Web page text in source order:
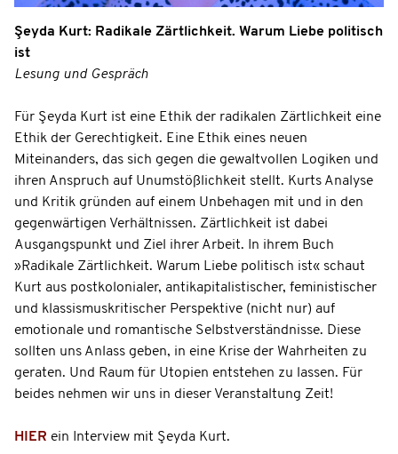
Şeyda Kurt: Radikale Zärtlichkeit. Warum Liebe politisch
ist
Lesung und Gespräch
Für Şeyda Kurt ist eine Ethik der radikalen Zärtlichkeit eine
Ethik der Gerechtigkeit. Eine Ethik eines neuen
Miteinanders, das sich gegen die gewaltvollen Logiken und
ihren Anspruch auf Unumstößlichkeit stellt. Kurts Analyse
und Kritik gründen auf einem Unbehagen mit und in den
gegenwärtigen Verhältnissen. Zärtlichkeit ist dabei
Ausgangspunkt und Ziel ihrer Arbeit. In ihrem Buch
»Radikale Zärtlichkeit. Warum Liebe politisch ist« schaut
Kurt aus postkolonialer, antikapitalistischer, feministischer
und klassismuskritischer Perspektive (nicht nur) auf
emotionale und romantische Selbstverständnisse. Diese
sollten uns Anlass geben, in eine Krise der Wahrheiten zu
geraten. Und Raum für Utopien entstehen zu lassen. Für
beides nehmen wir uns in dieser Veranstaltung Zeit!
HIER ein Interview mit Şeyda Kurt.